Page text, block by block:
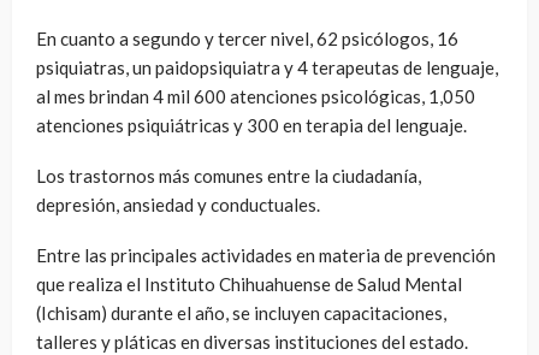
En cuanto a segundo y tercer nivel, 62 psicólogos, 16
psiquiatras, un paidopsiquiatra y 4 terapeutas de lenguaje,
al mes brindan 4 mil 600 atenciones psicológicas, 1,050
atenciones psiquiátricas y 300 en terapia del lenguaje.
Los trastornos más comunes entre la ciudadanía,
depresión, ansiedad y conductuales.
Entre las principales actividades en materia de prevención
que realiza el Instituto Chihuahuense de Salud Mental
(Ichisam) durante el año, se incluyen capacitaciones,
talleres y pláticas en diversas instituciones del estado.